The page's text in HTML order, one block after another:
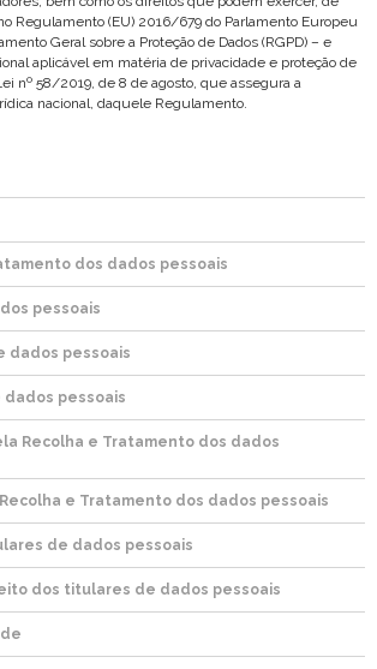
Regulamento (EU) 2016/679 do Parlamento Europeu
Geral sobre a Proteção de Dados (RGPD) – e
aplicável em matéria de privacidade e proteção de
nº 58/2019, de 8 de agosto, que assegura a
nacional, daquele Regulamento.
dos dados pessoais
pessoais
dados pessoais
dados pessoais
Recolha e Tratamento dos dados
e Tratamento dos dados pessoais
de dados pessoais
dos titulares de dados pessoais